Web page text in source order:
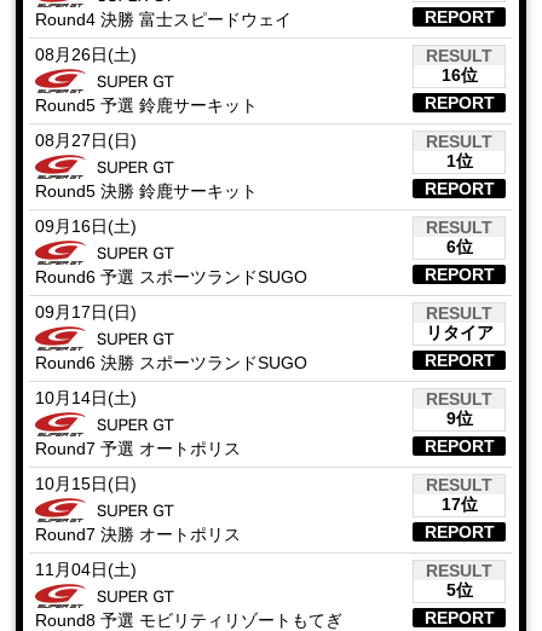
Round4 決勝 富士スピードウェイ
REPORT
08月26日(土)
Round5 予選 鈴鹿サーキット
RESULT
16位
REPORT
08月27日(日)
Round5 決勝 鈴鹿サーキット
RESULT
1位
REPORT
09月16日(土)
Round6 予選 スポーツランドSUGO
RESULT
6位
REPORT
09月17日(日)
Round6 決勝 スポーツランドSUGO
RESULT
リタイア
REPORT
10月14日(土)
Round7 予選 オートポリス
RESULT
9位
REPORT
10月15日(日)
Round7 決勝 オートポリス
RESULT
17位
REPORT
11月04日(土)
Round8 予選 モビリティリゾートもてぎ
RESULT
5位
REPORT